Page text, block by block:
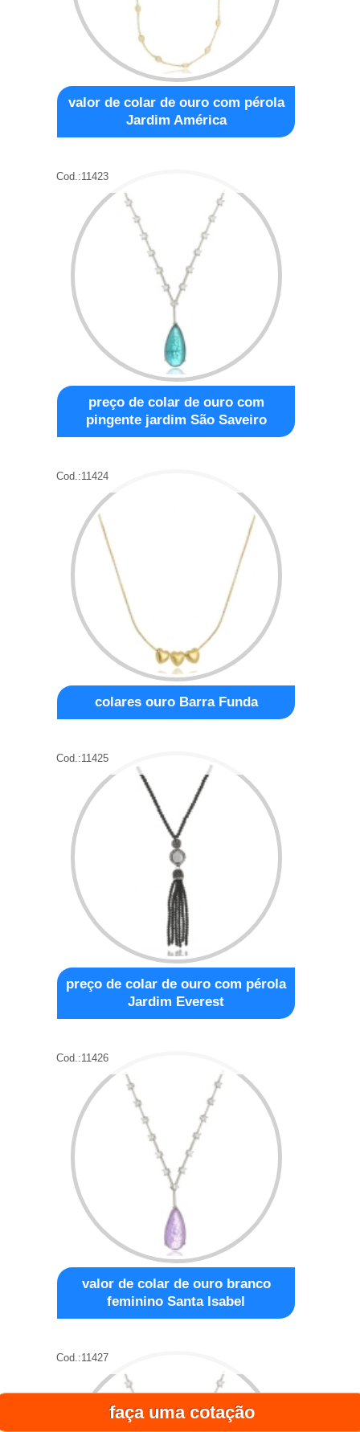
faça uma cotação
valor de colar de ouro com pérola
Jardim América
Cod.:11423
preço de colar de ouro com
pingente jardim São Saveiro
Cod.:11424
colares ouro Barra Funda
Cod.:11425
preço de colar de ouro com pérola
Jardim Everest
Cod.:11426
valor de colar de ouro branco
feminino Santa Isabel
Cod.:11427